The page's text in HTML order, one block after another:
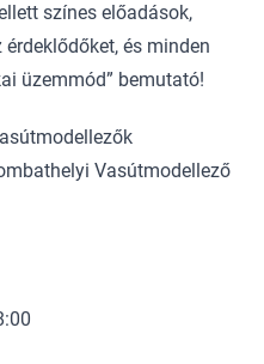
színes előadások,
és minden
üzemmód” bemutató!
Vasútmodellező